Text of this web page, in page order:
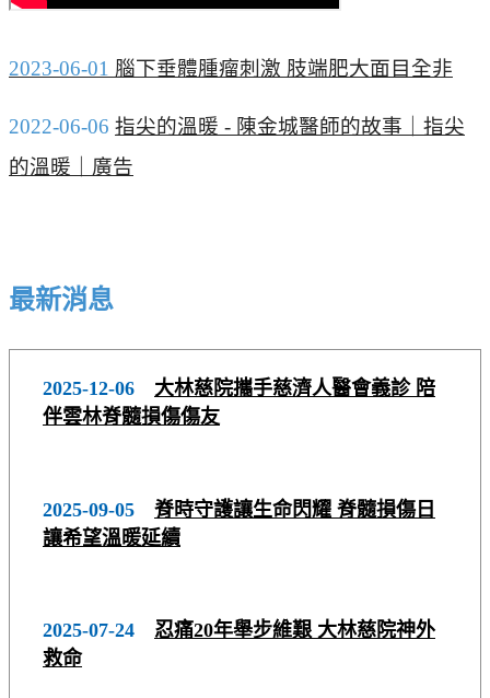
2023-06-01 腦下垂體腫瘤刺激 肢端肥大面目全非
2022-06-06 指尖的溫暖 - 陳金城醫師的故事｜指尖
的溫暖｜廣告
最新消息
2025-12-06 大林慈院攜手慈濟人醫會義診 陪
伴雲林脊髓損傷傷友
2025-09-05 脊時守護讓生命閃耀 脊髓損傷日
讓希望溫暖延續
2025-07-24 忍痛20年舉步維艱 大林慈院神外
救命